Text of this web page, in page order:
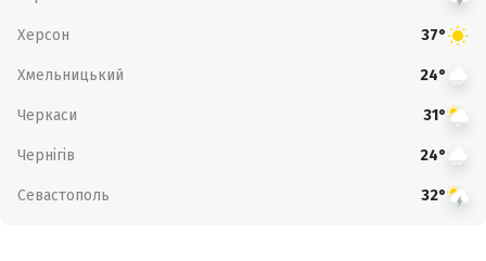
Херсон 37°
Хмельницький 24°
Черкаси 31°
Чернігів 24°
Севастополь 32°